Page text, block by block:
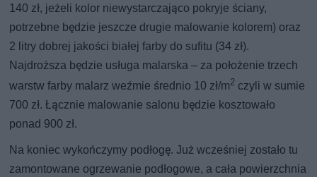
140 zł, jeżeli kolor niewystarczająco pokryje ściany,
potrzebne będzie jeszcze drugie malowanie kolorem) oraz
2 litry dobrej jakości białej farby do sufitu (34 zł).
Najdroższa będzie usługa malarska – za położenie trzech
warstw farby malarz weźmie średnio 10 zł/m2 czyli w sumie
700 zł. Łącznie malowanie salonu będzie kosztowało
ponad 900 zł.
Na koniec wykończymy podłogę. Już wcześniej zostało tu
zamontowane ogrzewanie podłogowe, a cała powierzchnia